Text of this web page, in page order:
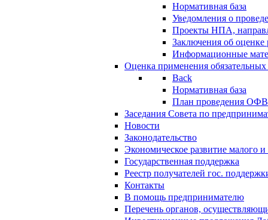
Нормативная база
Уведомления о
Проекты НПА,
Заключения об
Информационные
Оценка применения
Back
Нормативная база
План проведения
Заседания Совета по
Новости
Законодательство
Экономическое развитие малого и
Государственная поддержка
Реестр получателей гос.
Контакты
В помощь предпринимателю
Перечень органов,